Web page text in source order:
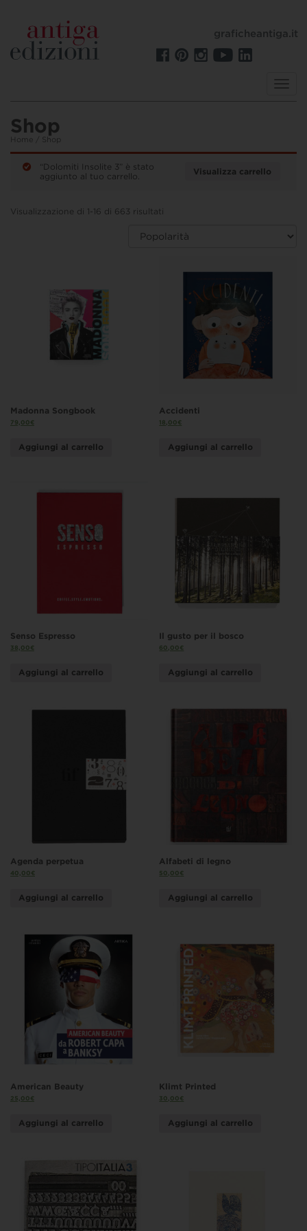
graficheantiga.it
Shop
Home / Shop
Visualizza carrello
“Dolomiti Insolite 3” è stato
aggiunto al tuo carrello.
Visualizzazione di 1-16 di 663 risultati
Madonna Songbook
79,00€
Aggiungi al carrello
Accidenti
18,00€
Aggiungi al carrello
Senso Espresso
38,00€
Aggiungi al carrello
Il gusto per il bosco
60,00€
Aggiungi al carrello
Agenda perpetua
40,00€
Aggiungi al carrello
Alfabeti di legno
50,00€
Aggiungi al carrello
American Beauty
25,00€
Aggiungi al carrello
Klimt Printed
30,00€
Aggiungi al carrello